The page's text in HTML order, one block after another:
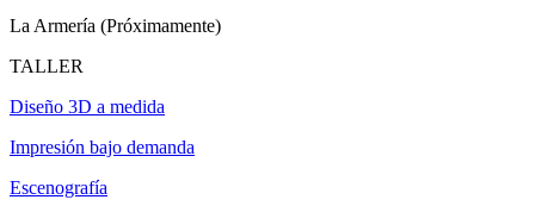
La Armería (Próximamente)
TALLER
Diseño 3D a medida
Impresión bajo demanda
Escenografía